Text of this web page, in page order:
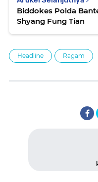
Biddokes Polda
Shyang Fung Tian
Headline Ragam